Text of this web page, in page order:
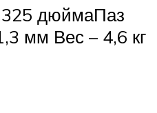
дюймаПаз
мм Вес – 4,6 кг